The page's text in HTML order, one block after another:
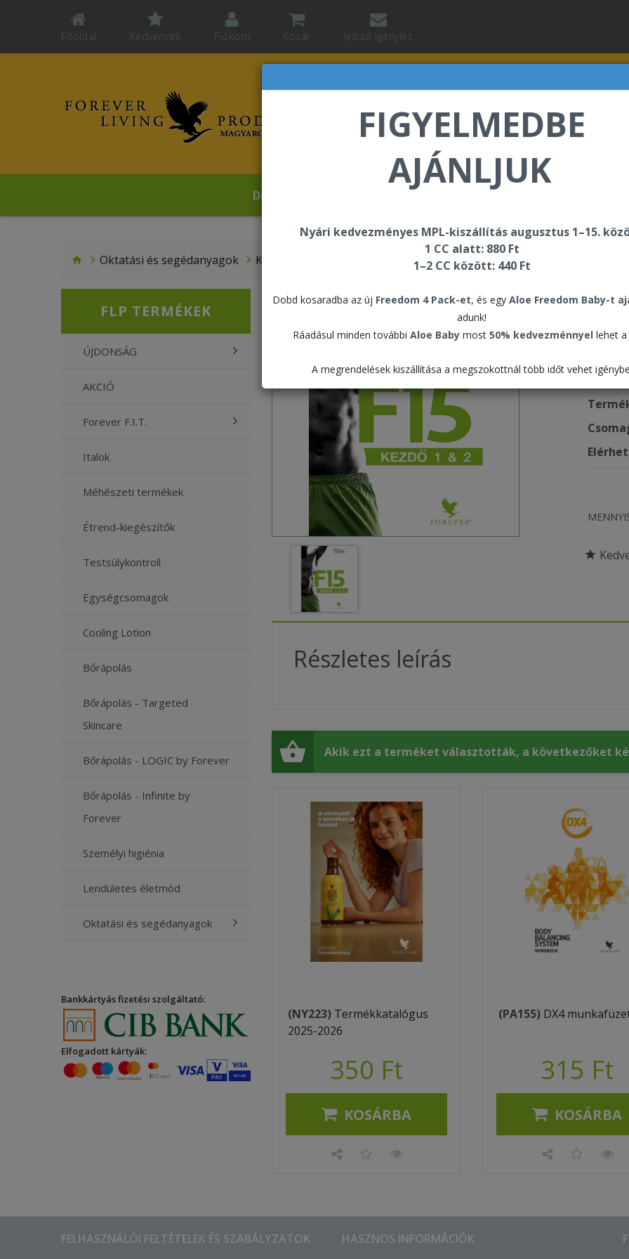
FIGYELMEDBE
AJÁNLJUK
Nyári kedvezményes MPL-kiszállítás augusztus 1–15.
1 CC alatt: 880 Ft
1–2 CC között: 440 Ft
Dobd kosaradba az új Freedom 4 Pack-et, és egy Aloe Freedom Baby-t
adunk!
Ráadásul minden további Aloe Babymost 50% kedvezménnyel lehet a
A megrendelések kiszállítása a megszokottnál több időt vehet
Főoldal Kedvencek Fiókom Kosár Jelszó igénylés
Dr. Kardosné Hosszú Erzsébet üdvözli Önt a Forever Living
Oktatási és segédanyagok Katalógusok F15 katalógus Beginner (kezdő)
FLP TERMÉKEK
ÚJDONSÁG
AKCIÓ
Forever F.I.T.
Italok
Méhészeti termékek
Étrend-kiegészítők
Testsúlykontroll
Egységcsomagok
Cooling Lotion
Bőrápolás
Bőrápolás - Targeted
Skincare
Bőrápolás - LOGIC by Forever
Bőrápolás - Infinite by
Forever
Személyi higiénia
Lendületes életmód
Oktatási és segédanyagok
Bankkártyás fizetési szolgáltató:
Elfogadott kártyák:
415
Részletes leírás
Akik ezt a terméket választották, a következőket
(NY223) Termékkatalógus
2025-2026
350 Ft
KOSÁRBA
(PA155) DX4
315 Ft
KOSÁRBA
FELHASZNÁLÓI FELTÉTELEK ÉS SZABÁLYZATOK HASZNOS INFORMÁCIÓK